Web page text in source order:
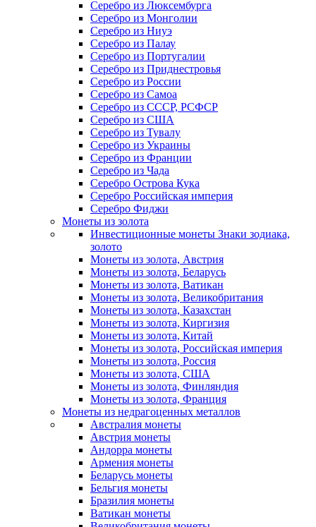
Серебро из Люксембурга
Серебро из Монголии
Серебро из Ниуэ
Серебро из Палау
Серебро из Португалии
Серебро из Приднестровья
Серебро из России
Серебро из Самоа
Серебро из СССР, РСФСР
Серебро из США
Серебро из Тувалу
Серебро из Украины
Серебро из Франции
Серебро из Чада
Серебро Острова Кука
Серебро Российская империя
Серебро Фиджи
Монеты из золота
Инвестиционные монеты Знаки зодиака,
золото
Монеты из золота, Австрия
Монеты из золота, Беларусь
Монеты из золота, Ватикан
Монеты из золота, Великобритания
Монеты из золота, Казахстан
Монеты из золота, Киргизия
Монеты из золота, Китай
Монеты из золота, Российская империя
Монеты из золота, Россия
Монеты из золота, США
Монеты из золота, Финляндия
Монеты из золота, Франция
Монеты из недрагоценных металлов
Австралия монеты
Австрия монеты
Андорра монеты
Армения монеты
Беларусь монеты
Бельгия монеты
Бразилия монеты
Ватикан монеты